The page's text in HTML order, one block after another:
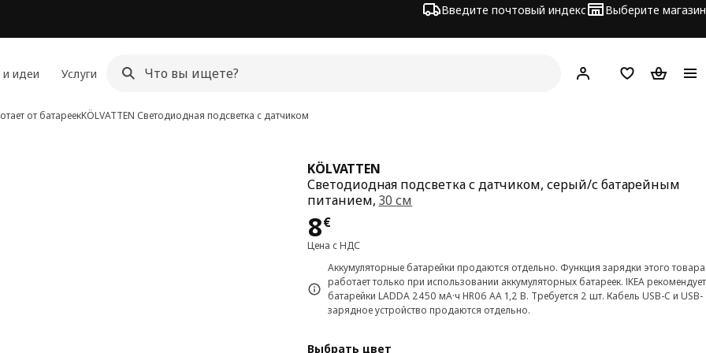
Введите почтовый индекс Выберите магазин
идеи Услуги Hej! ВойтиСписокКорзина
от батареекKÖLVATTEN Светодиодная подсветка с датчиком
KÖLVATTEN
Светодиодная подсветка с датчиком, серый/с батарейным
питанием, 30 см
8€
Цена 8€
Цена с НДС
Аккумуляторные батарейки продаются отдельно. Функция зарядки этого товара
работает только при использовании аккумуляторных батареек. IKEA рекомендует
батарейки LADDA 2450 мА·ч HR06 AA 1,2 В. Требуется 2 шт. Кабель USB-C и USB-
зарядное устройство продаются отдельно.
Выбрать цвет